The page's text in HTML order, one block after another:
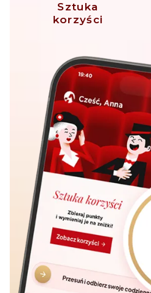
Sztuka
korzyści